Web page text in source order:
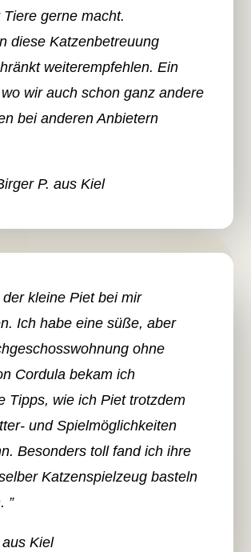
gerne macht.
diese Katzenbetreuung
weiterempfehlen. Ein
wir auch schon ganz andere
bei anderen Anbietern
P. aus Kiel
der kleine Piet bei mir
Ich habe eine süße, aber
ohne
Cordula bekam ich
Tipps, wie ich Piet trotzdem
und Spielmöglichkeiten
Besonders toll fand ich ihre
Katzenspielzeug basteln
”
Kiel